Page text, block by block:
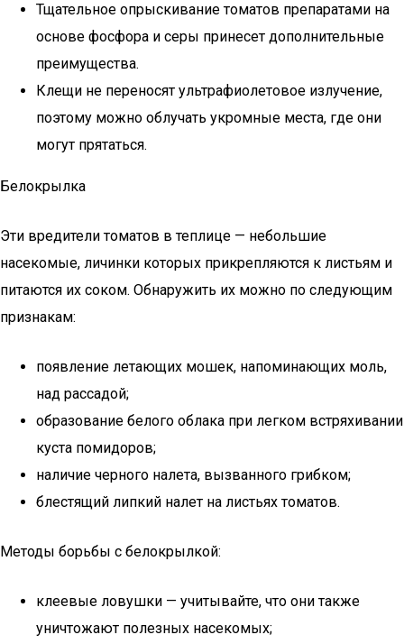
Тщательное опрыскивание томатов препаратами на
основе фосфора и серы принесет дополнительные
преимущества.
Клещи не переносят ультрафиолетовое излучение,
поэтому можно облучать укромные места, где они
могут прятаться.
Белокрылка
Эти вредители томатов в теплице — небольшие
насекомые, личинки которых прикрепляются к листьям и
питаются их соком. Обнаружить их можно по следующим
признакам:
появление летающих мошек, напоминающих моль,
над рассадой;
образование белого облака при легком встряхивании
куста помидоров;
наличие черного налета, вызванного грибком;
блестящий липкий налет на листьях томатов.
Методы борьбы с белокрылкой:
клеевые ловушки — учитывайте, что они также
уничтожают полезных насекомых;